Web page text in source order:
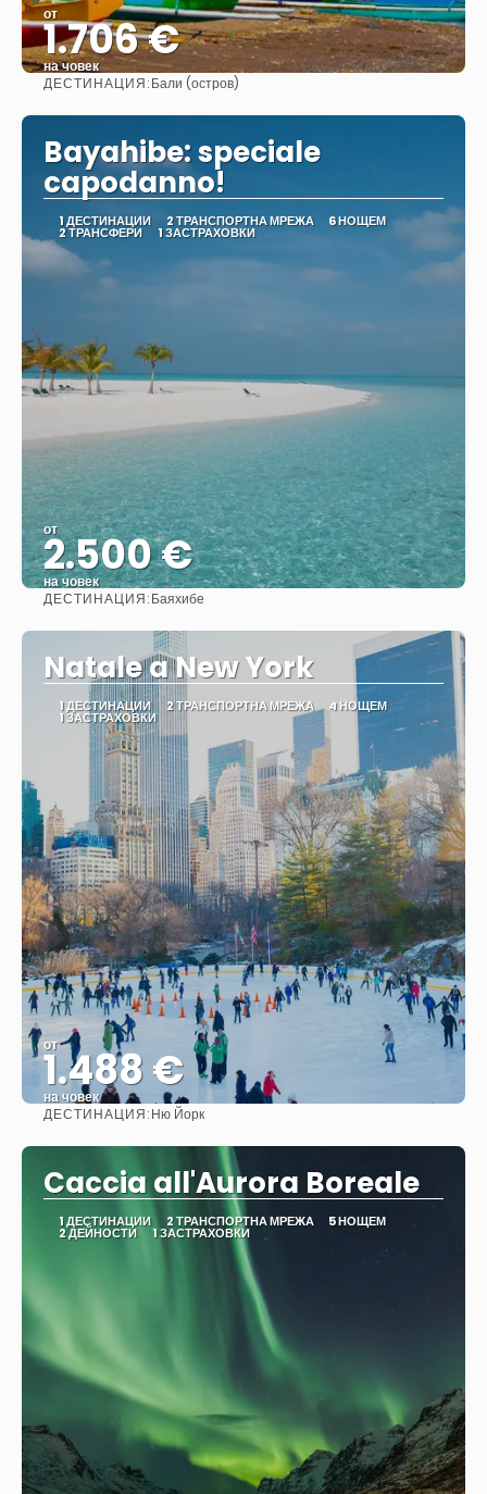
от
1.706 €
на човек
Вижте
ДЕСТИНАЦИЯ:Бали (остров)
Bayahibe: speciale
capodanno!
1 ДЕСТИНАЦИИ 2 ТРАНСПОРТНА МРЕЖА 6 НОЩЕМ
2 ТРАНСФЕРИ 1 ЗАСТРАХОВКИ
от
2.500 €
на човек
ДЕСТИНАЦИЯ:Баяхибе
Natale a New York
1 ДЕСТИНАЦИИ 2 ТРАНСПОРТНА МРЕЖА 4 НОЩЕМ
1 ЗАСТРАХОВКИ
от
1.488 €
на човек
ДЕСТИНАЦИЯ:Ню Йорк
Caccia all'Aurora Boreale
1 ДЕСТИНАЦИИ 2 ТРАНСПОРТНА МРЕЖА 5 НОЩЕМ
2 ДЕЙНОСТИ 1 ЗАСТРАХОВКИ